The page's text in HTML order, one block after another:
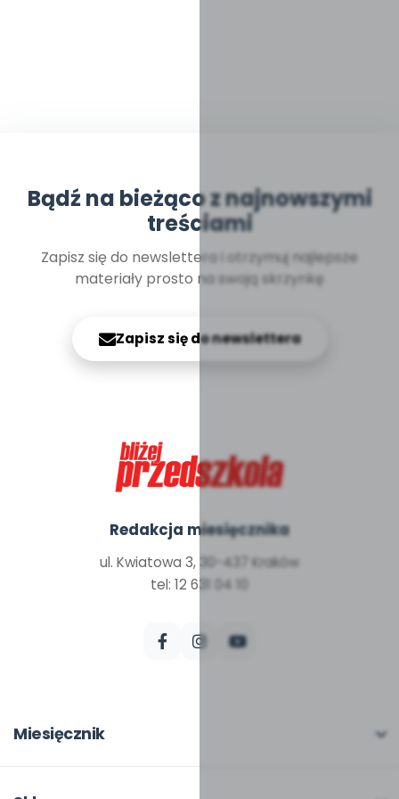
Bądź na bieżąco z najnowszymi
treściami
Zapisz się do newslettera i otrzymuj najlepsze
materiały prosto na swoją skrzynkę
Zapisz się do newslettera
Redakcja miesięcznika
ul. Kwiatowa 3, 30-437 Kraków
tel: 12 631 04 10
Miesięcznik